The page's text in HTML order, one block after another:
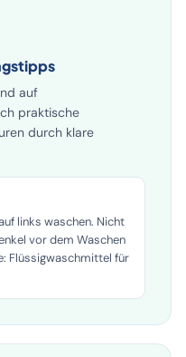
auf
praktische
durch klare
links waschen. Nicht
vor dem Waschen
Flüssigwaschmittel für